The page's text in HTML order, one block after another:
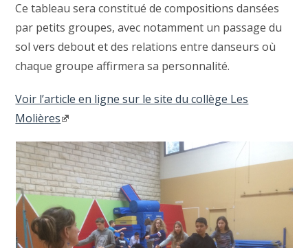
Ce tableau sera constitué de compositions dansées
par petits groupes, avec notamment un passage du
sol vers debout et des relations entre danseurs où
chaque groupe affirmera sa personnalité.
Voir l’article en ligne sur le site du collège Les
Molières